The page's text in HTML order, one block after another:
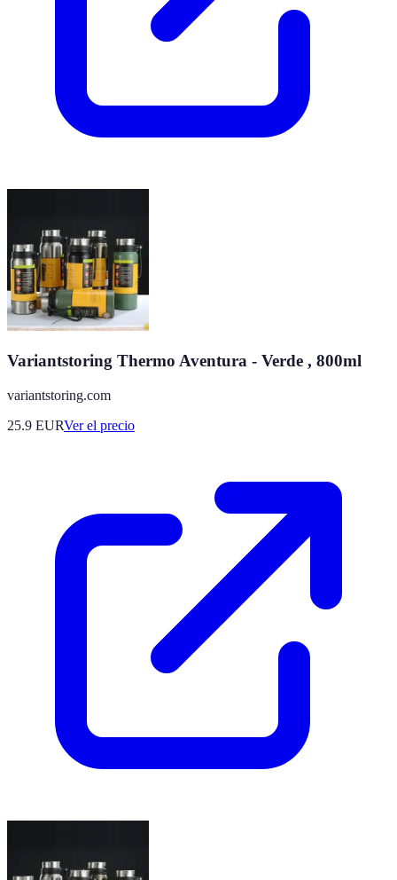
Variantstoring Thermo Aventura - Verde , 800ml
variantstoring.com
25.9 EURVer el precio